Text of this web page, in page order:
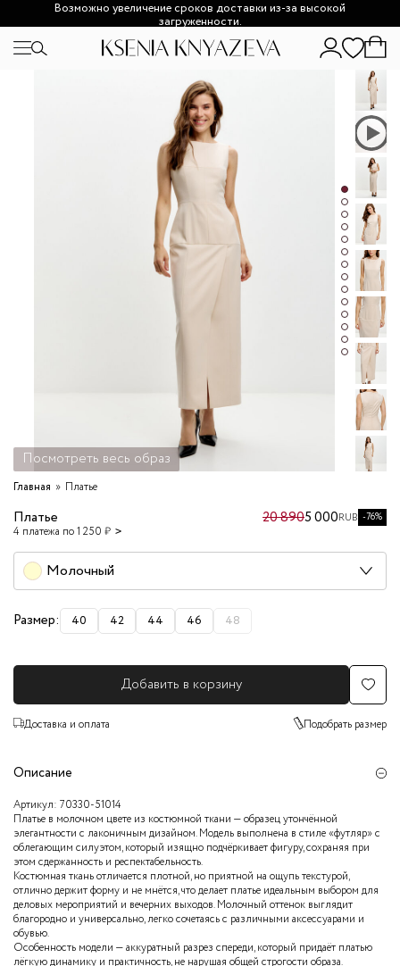
Возможно увеличение сроков доставки из-за высокой
загруженности.
Посмотреть весь образ
Главная Платье
Платье
4 платежа по 1 250 ₽
20 8905 000RUB -76%
Молочный
Размер: 40 42 44 46 48
Добавить в корзину
Доставка и оплата Подобрать размер
Описание
Артикул: 70330-51014
Платье в молочном цвете из костюмной ткани — образец утончённой
элегантности с лаконичным дизайном. Модель выполнена в стиле «футляр» с
облегающим силуэтом, который изящно подчёркивает фигуру, сохраняя при
этом сдержанность и респектабельность.
Костюмная ткань отличается плотной, но приятной на ощупь текстурой,
отлично держит форму и не мнётся, что делает платье идеальным выбором для
деловых мероприятий и вечерних выходов. Молочный оттенок выглядит
благородно и универсально, легко сочетаясь с различными аксессуарами и
обувью.
Особенность модели — аккуратный разрез спереди, который придаёт платью
лёгкую динамику и практичность, не нарушая общей строгости образа.